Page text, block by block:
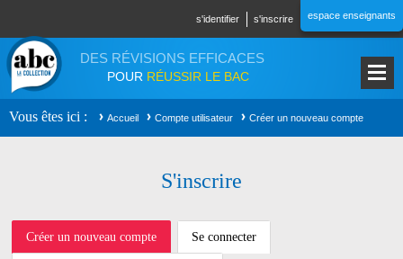
s'identifier s'inscrire espace enseignants
DES RÉVISIONS EFFICACES
POUR RÉUSSIR LE BAC
Vous êtes ici Accueil Compte utilisateur Créer un nouveau compte
S'inscrire
Créer un nouveau compte (onglet
actif)
Se connecter